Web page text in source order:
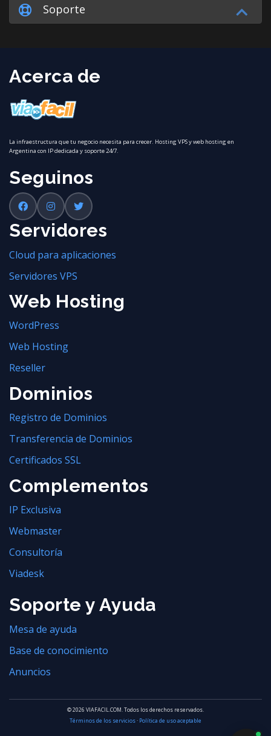
Soporte
Acerca de
La infraestructura que tu negocio necesita para crecer. Hosting VPS y web hosting en
Argentina con IP dedicada y soporte 24/7.
Seguinos
Servidores
Cloud para aplicaciones
Servidores VPS
Web Hosting
WordPress
Web Hosting
Reseller
Dominios
Registro de Dominios
Transferencia de Dominios
Certificados SSL
Complementos
IP Exclusiva
Webmaster
Consultoría
Viadesk
Soporte y Ayuda
Mesa de ayuda
Base de conocimiento
Anuncios
© 2026 VIAFACIL.COM. Todos los derechos reservados.
Términos de los servicios· Política de uso aceptable